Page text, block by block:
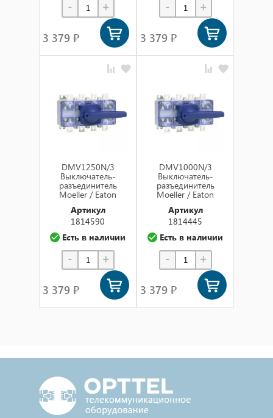
- +
3 379 ₽
- +
3 379 ₽
DMV1250N/3
Выключатель-
разъединитель
Moeller / Eaton
Артикул
1814590
Есть в наличии
- +
3 379 ₽
DMV1000N/3
Выключатель-
разъединитель
Moeller / Eaton
Артикул
1814445
Есть в наличии
- +
3 379 ₽